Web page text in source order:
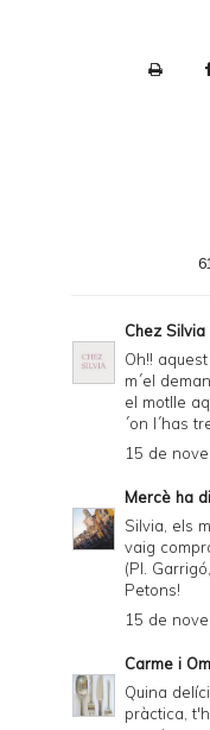
i
e
n
d
l
y
d
P
Chez Silvia
Oh!!
m´el
el motlle
´on l´has
15 de
Mercè ha
Silvia, els
vaig
(Pl.
Petons!
15 de
Carme i
Quina
pràctica,